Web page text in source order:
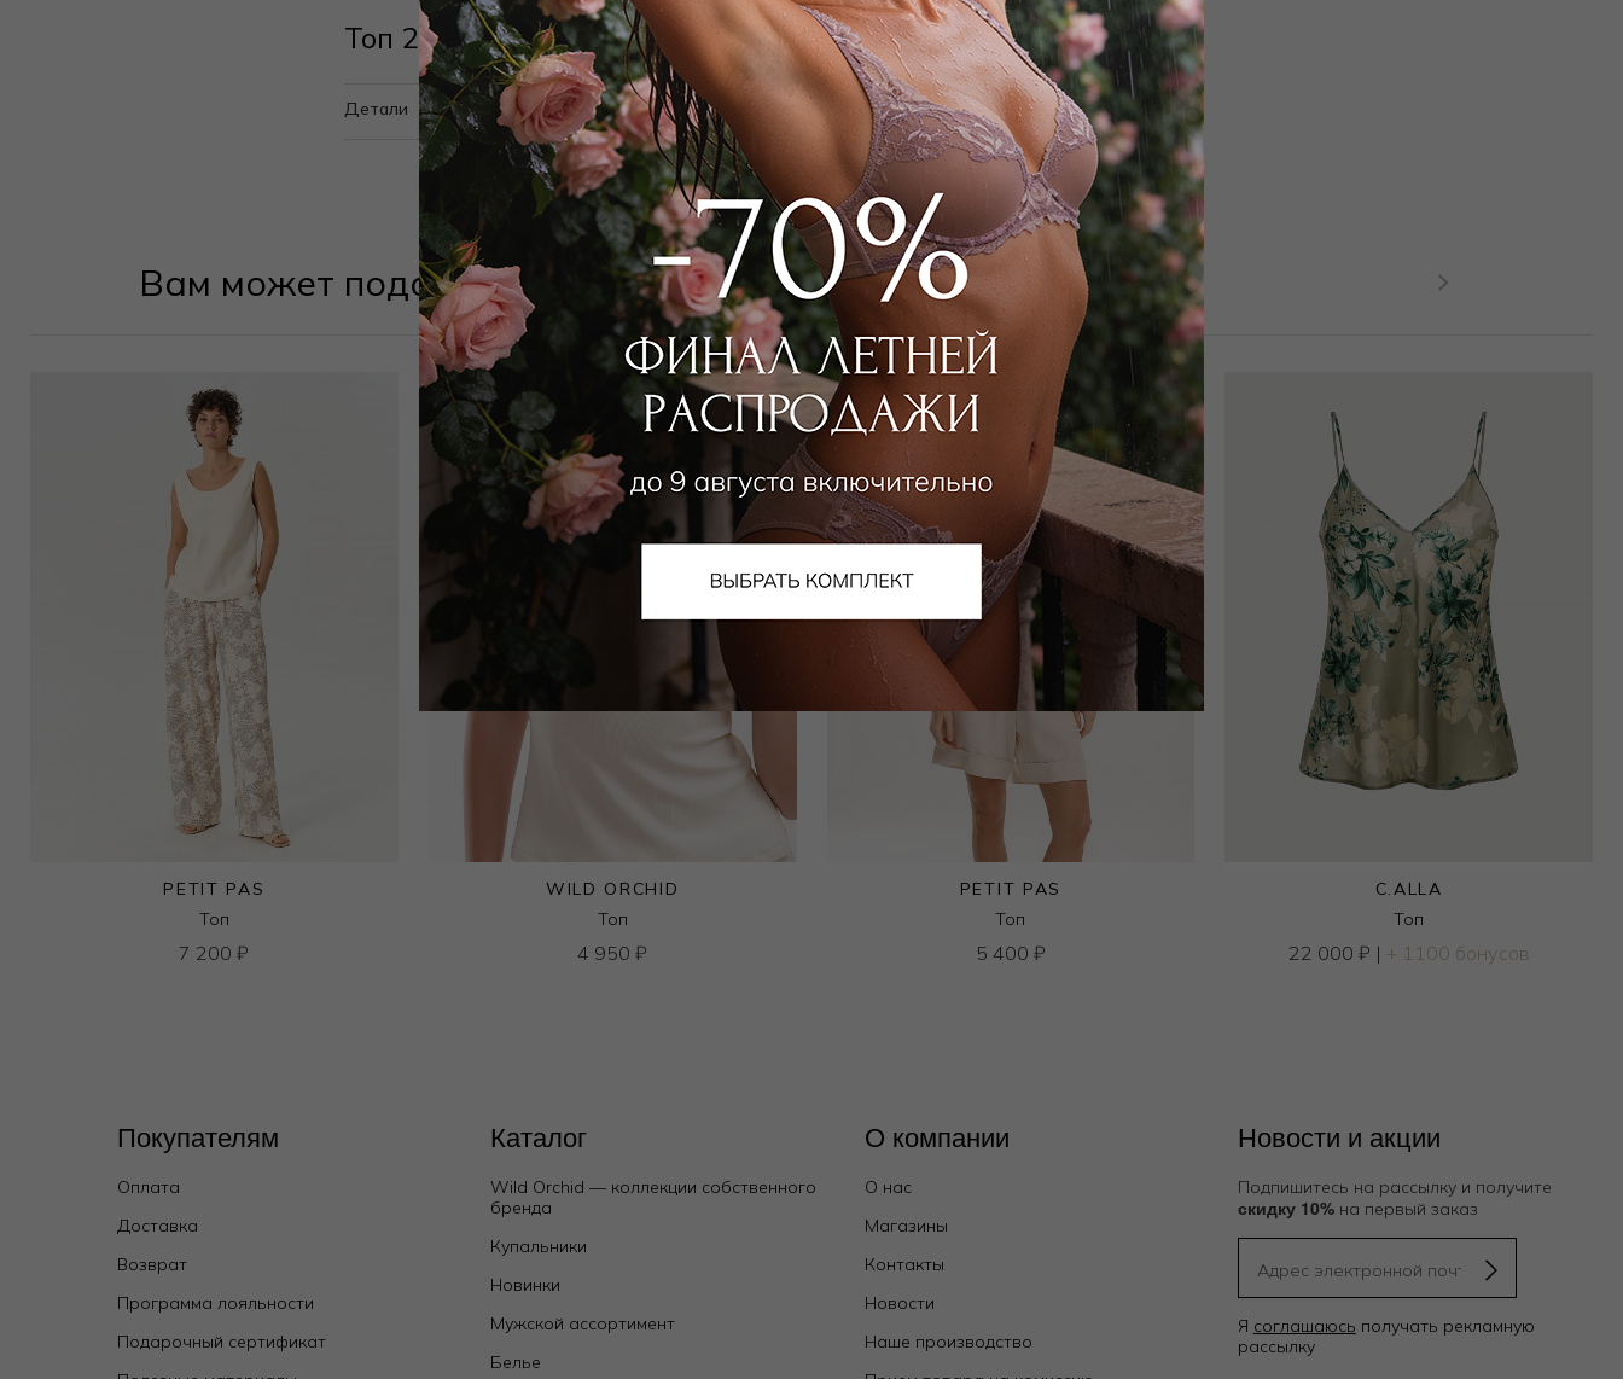
Топ 2888F3318 Айвори
Детали
Вам может подойти
PETIT PAS
Топ
7 200₽
WILD ORCHID
Топ
4 950₽
PETIT PAS
Топ
5 400 ₽
C.ALLA
Топ
22 000 ₽ | + 1100 бонусов
Покупателям
Оплата
Доставка
Возврат
Программа лояльности
Подарочный сертификат
Каталог
Wild Orchid — коллекции собственного
бренда
Купальники
Новинки
Мужской ассортимент
Белье
О компании
О нас
Магазины
Контакты
Новости
Наше производство
Новости и акции
Подпишитесь на рассылку и получите
скидку 10%на первый заказ
Я соглашаюсь получать рекламную
рассылку